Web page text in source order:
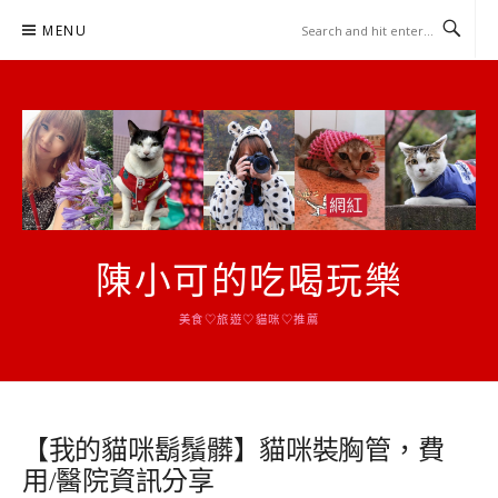
MENU
陳小可的吃喝玩樂
美食♡旅遊♡貓咪♡推薦
【我的貓咪鬍鬚髒】貓咪裝胸管，費
用/醫院資訊分享